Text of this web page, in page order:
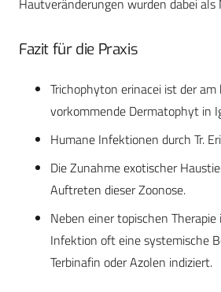
Hautveränderungen wurden dabei
Fazit für die Praxis
Trichophyton erinacei ist der
vorkommende Dermatophyt in
Humane Infektionen durch Tr.
Die Zunahme exotischer
Auftreten dieser Zoonose.
Neben einer topischen Therapie
Infektion oft eine systemische
Terbinafin oder Azolen indiziert.